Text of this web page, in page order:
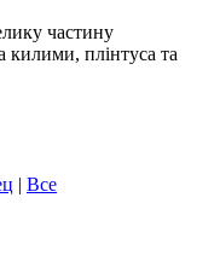
частину
килими, плінтуса та
| Все